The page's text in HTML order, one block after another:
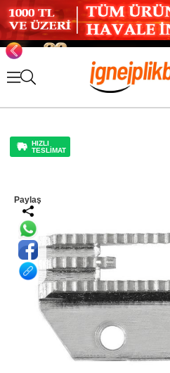
HIZLI
TESLİMAT
Paylaş